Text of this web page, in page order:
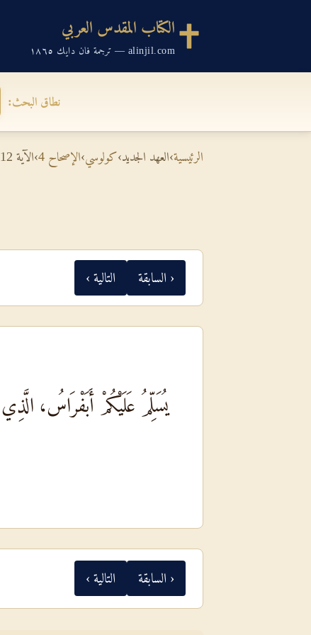
الكتاب المقدس العربي
alinjil.com — ترجمة فان دايك ١٨٦٥
نطاق البحث:
الرئيسية›العهد الجديد›كولوسي›الإصحاح 4 ›الآية 12
‹ السابقة التالية ›
يُسَلِّمُ عَلَيْكُمْ أَبَفْرَاسُ،
‹ السابقة التالية ›